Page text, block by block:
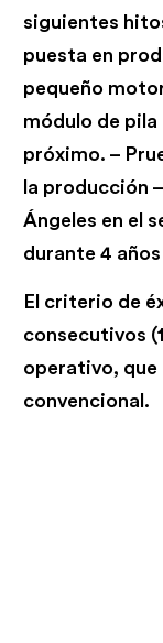
siguientes
puesta en
pequeño
módulo de
próximo. –
la producción
Ángeles en el
durante 4
El criterio de
consecutivos
operativo, que
convencional.